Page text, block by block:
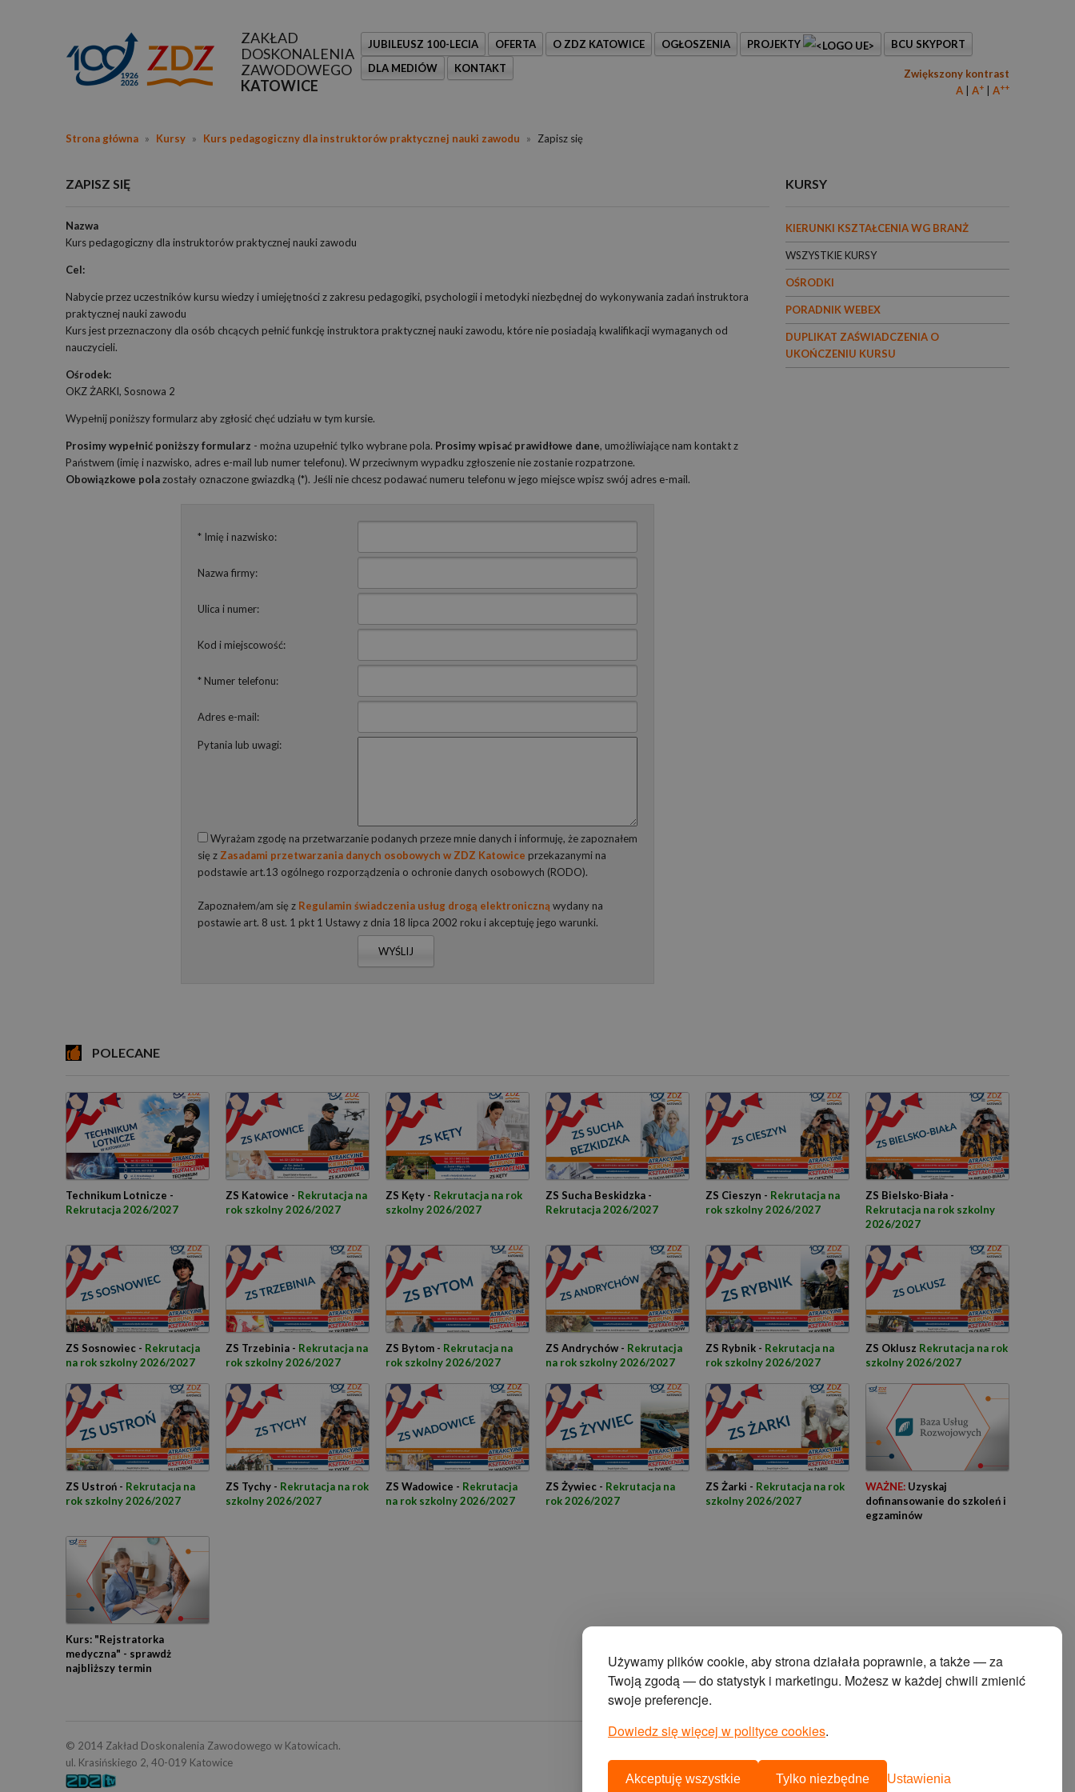
Używamy plików cookie, aby strona działała poprawnie, a także — za
Twoją zgodą — do statystyk i marketingu. Możesz w każdej chwili zmienić
swoje preferencje.
Dowiedz się więcej w polityce cookies.
Akceptuję wszystkie Tylko niezbędne Ustawienia
ZAKŁAD
DOSKONALENIA
ZAWODOWEGO
KATOWICE
JUBILEUSZ 100-LECIA OFERTA O ZDZ KATOWICE OGŁOSZENIA PROJEKTY
BCU SKYPORT
DLA MEDIÓW
KONTAKT
Zwiększony kontrast
A
A+ A++
Strona główna » Kursy » Kurs pedagogiczny dla instruktorów praktycznej nauki zawodu » Zapisz się
ZAPISZ SIĘ
Nazwa
Kurs pedagogiczny dla instruktorów praktycznej nauki zawodu
Cel:
Nabycie przez uczestników kursu wiedzy i umiejętności z zakresu pedagogiki, psychologii i metodyki niezbędnej do wykonywania zadań instruktora
praktycznej nauki zawodu
Kurs jest przeznaczony dla osób chcących pełnić funkcję instruktora praktycznej nauki zawodu, które nie posiadają kwalifikacji wymaganych od
nauczycieli.
Ośrodek:
OKZ ŻARKI, Sosnowa 2
Wypełnij poniższy formularz aby zgłosić chęć udziału w tym kursie.
Prosimy wypełnić poniższy formularz - można uzupełnić tylko wybrane pola. Prosimy wpisać prawidłowe dane, umożliwiające nam kontakt z
Państwem (imię i nazwisko, adres e-mail lub numer telefonu). W przeciwnym wypadku zgłoszenie nie zostanie rozpatrzone.
Obowiązkowe polazostały oznaczone gwiazdką (*). Jeśli nie chcesz podawać numeru telefonu w jego miejsce wpisz swój adres e-mail.
* Imię i nazwisko:
Nazwa firmy:
Ulica i numer:
Kod i miejscowość:
* Numer telefonu:
Adres e-mail:
Pytania lub uwagi:
Wyrażam zgodę na przetwarzanie podanych przeze mnie danych i informuję, że zapoznałem
się z Zasadami przetwarzania danych osobowych w ZDZ Katowice przekazanymi na
podstawie art.13 ogólnego rozporządzenia o ochronie danych osobowych (RODO).
Zapoznałem/am się z Regulamin świadczenia usług drogą elektroniczną wydany na
postawie art. 8 ust. 1 pkt 1 Ustawy z dnia 18 lipca 2002 roku i akceptuję jego warunki.
WYŚLIJ
KURSY
KIERUNKI KSZTAŁCENIA WG BRANŻ
WSZYSTKIE KURSY
OŚRODKI
PORADNIK WEBEX
DUPLIKAT ZAŚWIADCZENIA O
UKOŃCZENIU KURSU
POLECANE
Technikum Lotnicze -
Rekrutacja 2026/2027
ZS Katowice - Rekrutacja na
rok szkolny 2026/2027
ZS Kęty - Rekrutacja na rok
szkolny 2026/2027
ZS Sucha Beskidzka -
Rekrutacja 2026/2027
ZS Cieszyn - Rekrutacja na
rok szkolny 2026/2027
ZS Bielsko-Biała -
Rekrutacja na rok szkolny
2026/2027
ZS Sosnowiec - Rekrutacja
na rok szkolny 2026/2027
ZS Trzebinia - Rekrutacja na
rok szkolny 2026/2027
ZS Bytom - Rekrutacja na
rok szkolny 2026/2027
ZS Andrychów - Rekrutacja
na rok szkolny 2026/2027
ZS Rybnik - Rekrutacja na
rok szkolny 2026/2027
ZS Oklusz Rekrutacja na rok
szkolny 2026/2027
ZS Ustroń - Rekrutacja na
rok szkolny 2026/2027
ZS Tychy - Rekrutacja na rok
szkolny 2026/2027
ZS Wadowice - Rekrutacja
na rok szkolny 2026/2027
ZS Żywiec - Rekrutacja na
rok 2026/2027
ZS Żarki - Rekrutacja na rok
szkolny 2026/2027
WAŻNE: Uzyskaj
dofinansowanie do szkoleń i
egzaminów
Kurs: "Rejstratorka
medyczna" - sprawdż
najbliższy termin
© 2014 Zakład Doskonalenia Zawodowego w Katowicach.
ul. Krasińskiego 2, 40-019 Katowice